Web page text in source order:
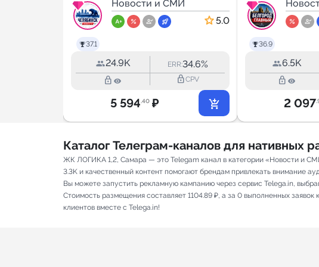
37.1
Новости
Новости и СМИ
5.0
24.9K ERR:34.6%
lock_outline lock_outlineCPV
5 594.40 ₽
36.9
6.5K
lock_outline
2 097
Каталог Телеграм-каналов для нативных
ЖК ЛОГИКА 1,2, Самара — это Telegam канал в категории «Новости и
3.3K и качественный контент помогают брендам привлекать внимание
Вы можете запустить рекламную кампанию через сервис Telega.in,
Стоимость размещения составляет 1104.89 ₽, а за 0 выполненных
клиентов вместе с Telega.in!